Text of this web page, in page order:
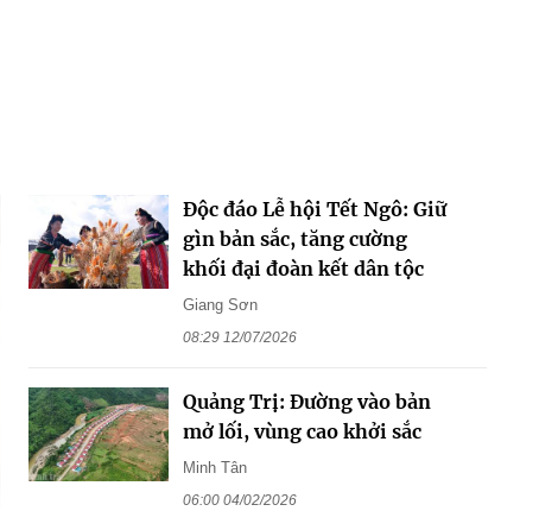
Độc đáo Lễ hội Tết Ngô: Giữ
gìn bản sắc, tăng cường
khối đại đoàn kết dân tộc
Giang Sơn
08:29 12/07/2026
Quảng Trị: Đường vào bản
mở lối, vùng cao khởi sắc
Minh Tân
06:00 04/02/2026